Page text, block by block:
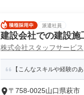
派遣社員
建設会社での建設施
株式会社スタッフサービス
【こんなスキルや経験の
〒758-0025山口県萩市